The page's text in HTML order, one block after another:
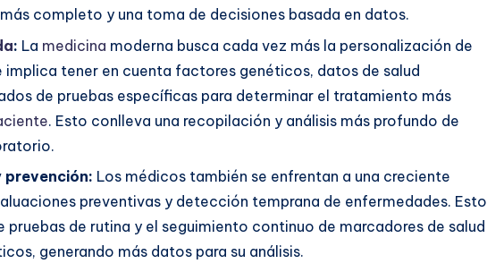
completo y una toma de decisiones basada en datos.
: La medicina moderna busca cada vez más la personalización de
implica tener en cuenta factores genéticos, datos de salud
de pruebas específicas para determinar el tratamiento más
. Esto conlleva una recopilación y análisis más profundo de
prevención: Los médicos también se enfrentan a una creciente
preventivas y detección temprana de enfermedades. Esto
pruebas de rutina y el seguimiento continuo de marcadores de salud
generando más datos para su análisis.